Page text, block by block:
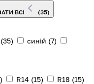
ВСІ (35)
(35) синій (7)
R14 (15) R18 (15)